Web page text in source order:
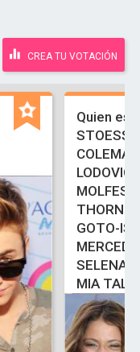
CREA TU VOTACIÓN
Quien es
THORNE-
GOTO-
SELENA
MIA